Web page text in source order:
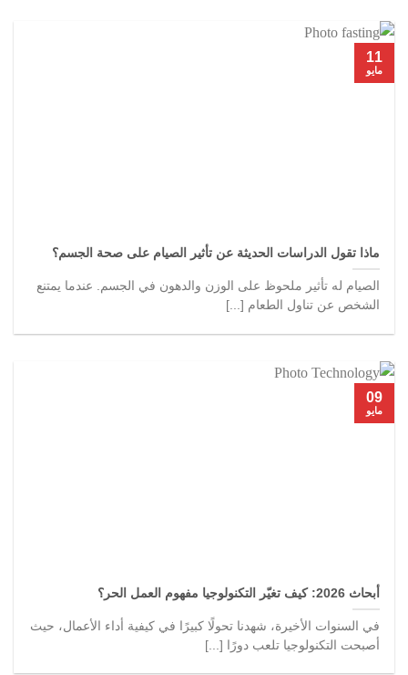
ماذا تقول الدراسات الحديثة عن تأثير الصيام على صحة الجسم؟
الصيام له تأثير ملحوظ على الوزن والدهون في الجسم. عندما يمتنع
الشخص عن تناول الطعام [...]
11
مايو
أبحاث 2026: كيف تغيّر التكنولوجيا مفهوم العمل الحر؟
في السنوات الأخيرة، شهدنا تحولًا كبيرًا في كيفية أداء الأعمال، حيث
أصبحت التكنولوجيا تلعب دورًا [...]
09
مايو